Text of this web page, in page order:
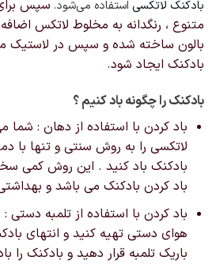
بادکنک لاتکسی استفاده می‌شود. سپس
متنوع ، رنگدانه به مخلوط لاتکس
بالون ساخته شده و سپس در لاستیک
بادکنک ایجاد شود.
بادکنک را چگونه باد کنیم ؟
باد کردن با استفاده از دهان : شما
لاتکسی را به روش سنتی و تنها با
بادکنک باد کنید . این روش کمی
باد کردن بادکنک می باشد و
باد کردن با استفاده از تلمبه
هوای دستی تهیه کنید و انتهای
باریک تلمبه قرار دهید و بادکنک را